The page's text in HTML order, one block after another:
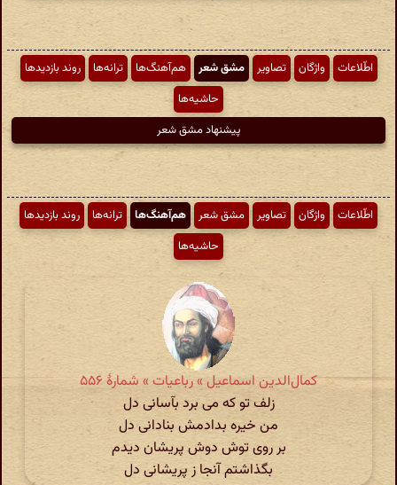
اطّلاعات واژگان تصاویر مشق شعر هم‌آهنگ‌ها ترانه‌ها
روند بازدیدها
حاشیه‌ها
پیشنهاد مشق شعر
اطّلاعات واژگان تصاویر مشق شعر هم‌آهنگ‌ها ترانه‌ها
روند بازدیدها
حاشیه‌ها
کمال‌الدین اسماعیل » رباعیات » شمارهٔ ۵۵۶
زلف تو که می برد بآسانی دل
من خیره بدادمش بنادانی دل
بر روی توش دوش پریشان دیدم
بگذاشتم آنجا ز پریشانی دل